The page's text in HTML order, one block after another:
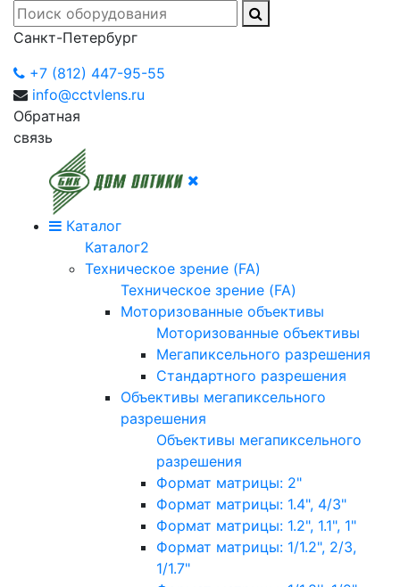
Санкт-Петербург
+7 (812) 447-95-55
info@cctvlens.ru
Обратная
связь
Каталог
Каталог2
Техническое зрение (FA)
Техническое зрение (FA)
Моторизованные объективы
Моторизованные объективы
Мегапиксельного разрешения
Стандартного разрешения
Объективы мегапиксельного
разрешения
Объективы мегапиксельного
разрешения
Формат матрицы: 2"
Формат матрицы: 1.4", 4/3"
Формат матрицы: 1.2", 1.1", 1"
Формат матрицы: 1/1.2", 2/3,
1/1.7"